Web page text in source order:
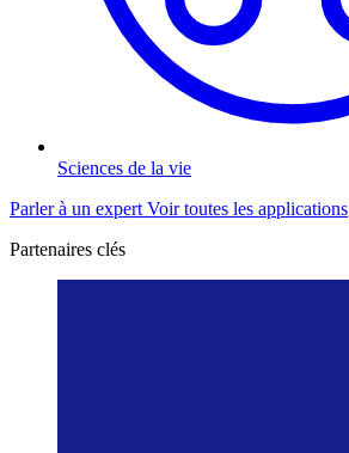
Sciences de la vie
Parler à un expert Voir toutes les applications
Partenaires clés